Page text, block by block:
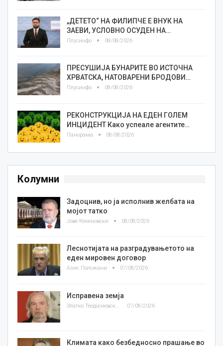
„ДЕТЕТО“ НА ФИЛИПЧЕ Е ВНУК НА
ЗАЕВИ, УСЛОВНО ОСУДЕН НА…
Плусинфо 08/08/2026
ПРЕСУШИЈА БУНАРИТЕ ВО ИСТОЧНА
ХРВАТСКА, НАТОВАРЕНИ БРОДОВИ…
Плусинфо 08/08/2026
РЕКОНСТРУКЦИЈА НА ЕДЕН ГОЛЕМ
ИНЦИДЕНТ Како успеале агентите…
Панорама 08/08/2026
Колумни
Задоцнив, но ја исполнив желбата на
мојот татко
Јове Кекеновски 08/08/2026
Леснотијата на разградувањетото на
еден мировен договор
Азис Положани 07/08/2026
Исправена земја
Златко Теодосиевски 07/08/2026
Климата како безбедносно прашање во